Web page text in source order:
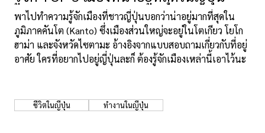
한국어
日本語
ความบันเทิง
นวัตกรรม
ชีวิตในญี่ปุ่น
เกี่ยวกับเรา
พาไปทำความรู้จักเมืองที่ชาวญี่ปุ่นบอกว่าน่าอยู่มากที่สุดใน
ภูมิภาคคันโต (Kanto) ซึ่งเมืองส่วนใหญ่จะอยู่ในโตเกียว โยโก
ฮาม่า และจังหวัดไซตามะ อ้างอิงจากแบบสอบถามเกี่ยวกับที่อยู่
อาศัย ใครที่อยากไปอยู่ญี่ปุ่นละก็ ต้องรู้จักเมืองเหล่านี้เอาไว้นะ
ชีวิตในญี่ปุ่น ทำงานในญี่ปุ่น